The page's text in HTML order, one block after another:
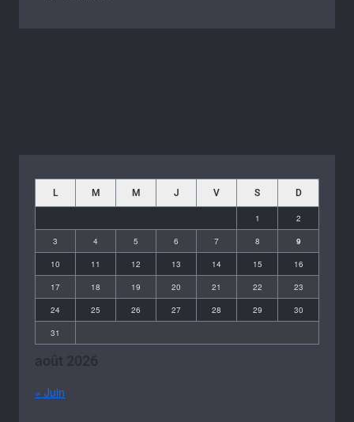
août 2026
L M M J V S D
1 2
3 4 5 6 7 8 9
10 11 12 13 14 15 16
17 18 19 20 21 22 23
24 25 26 27 28 29 30
31
« Juin